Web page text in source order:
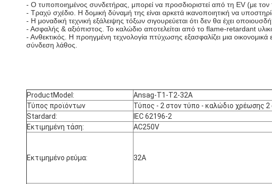
- Ο τυποποιημένος συνδετήρας, μπορεί να προσδιοριστεί από τη EV (με
- Τραχύ σχέδιο. Η δομική δύναμή της είναι αρκετά ικανοποιητική να
- Η μοναδική τεχνική εξάλειψης τόξων σιγουρεύεται ότι δεν θα έχει
- Ασφαλής & αξιόπιστος. Το καλώδιο αποτελείται από το flame-retardant
- Ανθεκτικός. Η προηγμένη τεχνολογία πτύχωσης εξασφαλίζει μια
σύνδεση λάθος.
ProductModel:
Ansag-T1-T2-32A
Τύπος προϊόντων
Τύπος - 2 στον τύπο - καλώδιο χρέωσης 2
Stardard:
IEC 62196-2
Εκτιμημένη τάση:
AC250V
Εκτιμημένο ρεύμα: 32A